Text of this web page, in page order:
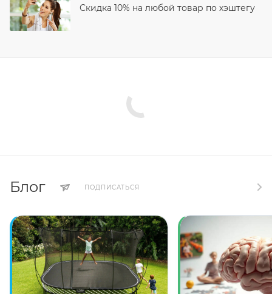
Скидка 10% на любой товар по хэштегу
Блог ПОДПИСАТЬСЯ